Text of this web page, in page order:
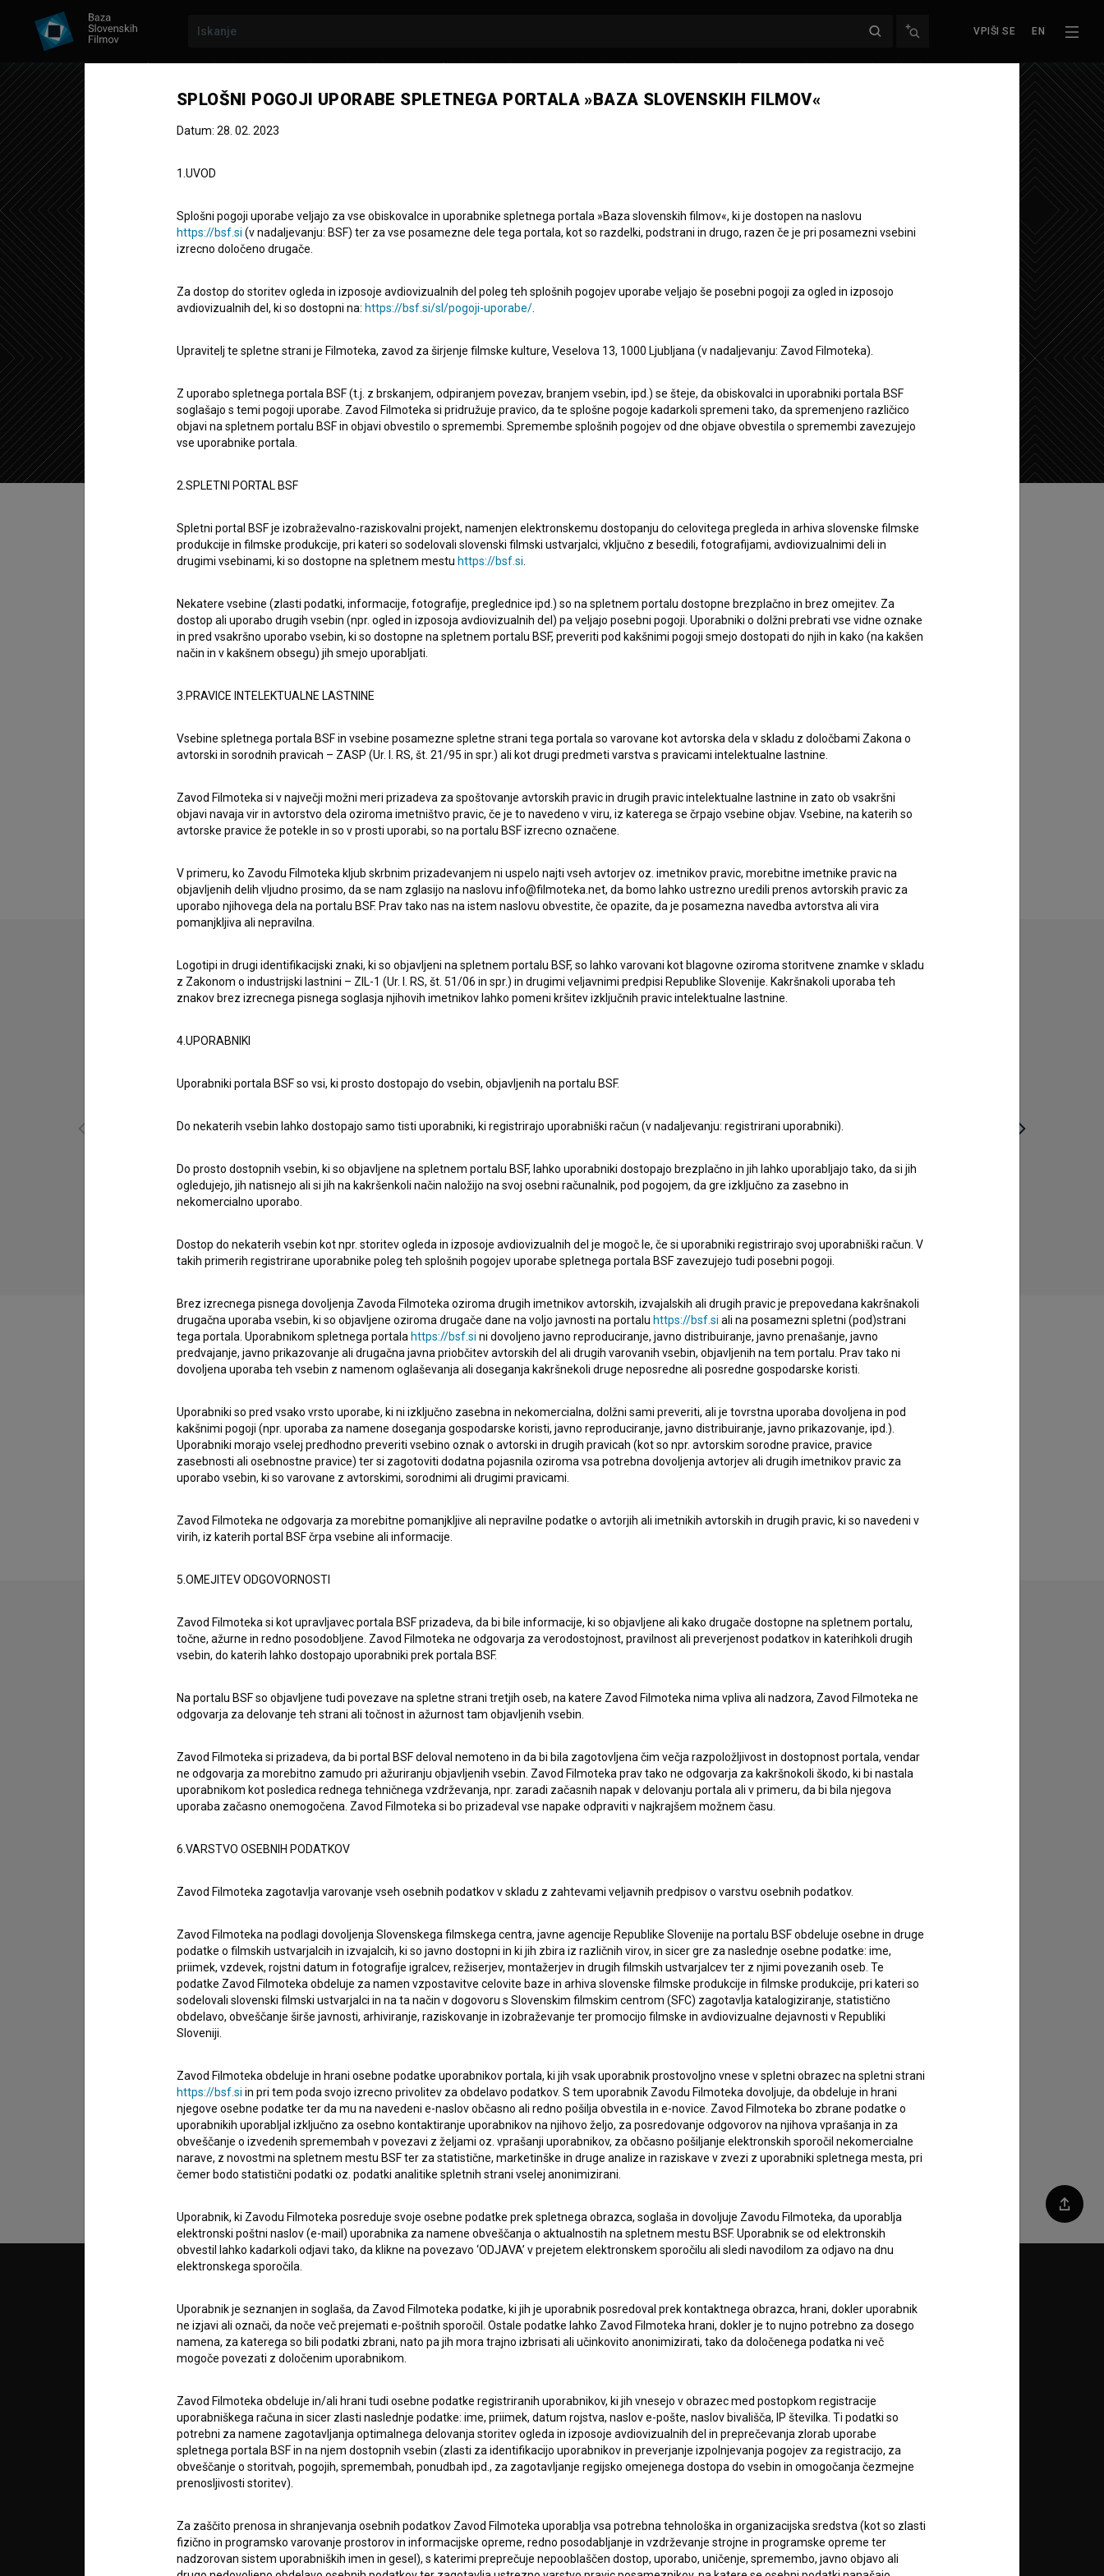
VPIŠI SE EN
Trije
Kratki dokumentarni film
39'
Želim si ogledati ta film
Borko Radešček.
Oglejte si
Delitve (2003)
zgodovinski
V deželi herojev (2014) Prečkanje Islandije (2016)
Zasedba
Stik z uredništvom
imam vprašanje
želim dodati podatke
Sprejemamsplošne pogojein dajemsoglasjeza zbiranje, hrambo in obdelavo osebnih
podatkov.
Deli
Tehnična pomoč: podpora@bsf.si
Mednarodna številka ISSN 2670-787X
Projekt sofinancira:
POGOJI UPORABE
O PROJEKTU
STATISTIKA
POGOSTA
PRIJAVA
RSS novice
RSS dogodki
Podprite nas z donacijo na
SPLOŠNI POGOJI UPORABE SPLETNEGA PORTALA »BAZA SLOVENSKIH FILMOV«
Datum: 28. 02. 2023
1.UVOD
Splošni pogoji uporabe veljajo za vse obiskovalce in uporabnike spletnega portala »Baza slovenskih filmov«, ki je dostopen na naslovu
https://bsf.si (v nadaljevanju: BSF) ter za vse posamezne dele tega portala, kot so razdelki, podstrani in drugo, razen če je pri posamezni vsebini
izrecno določeno drugače.
Za dostop do storitev ogleda in izposoje avdiovizualnih del poleg teh splošnih pogojev uporabe veljajo še posebni pogoji za ogled in izposojo
avdiovizualnih del, ki so dostopni na: https://bsf.si/sl/pogoji-uporabe/
Upravitelj te spletne strani je Filmoteka, zavod za širjenje filmske kulture, Veselova 13, 1000 Ljubljana (v nadaljevanju: Zavod Filmoteka).
Z uporabo spletnega portala BSF (t.j. z brskanjem, odpiranjem povezav, branjem vsebin, ipd.) se šteje, da obiskovalci in uporabniki portala BSF
soglašajo s temi pogoji uporabe. Zavod Filmoteka si pridružuje pravico, da te splošne pogoje kadarkoli spremeni tako, da spremenjeno različico
objavi na spletnem portalu BSF in objavi obvestilo o spremembi. Spremembe splošnih pogojev od dne objave obvestila o spremembi zavezujejo
vse uporabnike portala.
2.SPLETNI PORTAL BSF
Spletni portal BSF je izobraževalno-raziskovalni projekt, namenjen elektronskemu dostopanju do celovitega pregleda in arhiva slovenske filmske
produkcije in filmske produkcije, pri kateri so sodelovali slovenski filmski ustvarjalci, vključno z besedili, fotografijami, avdiovizualnimi deli in
drugimi vsebinami, ki so dostopne na spletnem mestu https://bsf.si
Nekatere vsebine (zlasti podatki, informacije, fotografije, preglednice ipd.) so na spletnem portalu dostopne brezplačno in brez omejitev. Za
dostop ali uporabo drugih vsebin (npr. ogled in izposoja avdiovizualnih del) pa veljajo posebni pogoji. Uporabniki o dolžni prebrati vse vidne oznake
in pred vsakršno uporabo vsebin, ki so dostopne na spletnem portalu BSF, preveriti pod kakšnimi pogoji smejo dostopati do njih in kako (na kakšen
način in v kakšnem obsegu) jih smejo uporabljati.
3.PRAVICE INTELEKTUALNE LASTNINE
Vsebine spletnega portala BSF in vsebine posamezne spletne strani tega portala so varovane kot avtorska dela v skladu z določbami Zakona o
avtorski in sorodnih pravicah – ZASP (Ur. l. RS, št. 21/95 in spr.) ali kot drugi predmeti varstva s pravicami intelektualne lastnine.
Zavod Filmoteka si v največji možni meri prizadeva za spoštovanje avtorskih pravic in drugih pravic intelektualne lastnine in zato ob vsakršni
objavi navaja vir in avtorstvo dela oziroma imetništvo pravic, če je to navedeno v viru, iz katerega se črpajo vsebine objav. Vsebine, na katerih so
avtorske pravice že potekle in so v prosti uporabi, so na portalu BSF izrecno označene.
V primeru, ko Zavodu Filmoteka kljub skrbnim prizadevanjem ni uspelo najti vseh avtorjev oz. imetnikov pravic, morebitne imetnike pravic na
objavljenih delih vljudno prosimo, da se nam zglasijo na naslovu info@filmoteka.net, da bomo lahko ustrezno uredili prenos avtorskih pravic za
uporabo njihovega dela na portalu BSF. Prav tako nas na istem naslovu obvestite, če opazite, da je posamezna navedba avtorstva ali vira
pomanjkljiva ali nepravilna.
Logotipi in drugi identifikacijski znaki, ki so objavljeni na spletnem portalu BSF, so lahko varovani kot blagovne oziroma storitvene znamke v skladu
z Zakonom o industrijski lastnini – ZIL-1 (Ur. l. RS, št. 51/06 in spr.) in drugimi veljavnimi predpisi Republike Slovenije. Kakršnakoli uporaba teh
znakov brez izrecnega pisnega soglasja njihovih imetnikov lahko pomeni kršitev izključnih pravic intelektualne lastnine.
4.UPORABNIKI
Uporabniki portala BSF so vsi, ki prosto dostopajo do vsebin, objavljenih na portalu BSF.
Do nekaterih vsebin lahko dostopajo samo tisti uporabniki, ki registrirajo uporabniški račun (v nadaljevanju: registrirani uporabniki).
Do prosto dostopnih vsebin, ki so objavljene na spletnem portalu BSF, lahko uporabniki dostopajo brezplačno in jih lahko uporabljajo tako, da si jih
ogledujejo, jih natisnejo ali si jih na kakršenkoli način naložijo na svoj osebni računalnik, pod pogojem, da gre izključno za zasebno in
nekomercialno uporabo.
Dostop do nekaterih vsebin kot npr. storitev ogleda in izposoje avdiovizualnih del je mogoč le, če si uporabniki registrirajo svoj uporabniški račun. V
takih primerih registrirane uporabnike poleg teh splošnih pogojev uporabe spletnega portala BSF zavezujejo tudi posebni pogoji.
Brez izrecnega pisnega dovoljenja Zavoda Filmoteka oziroma drugih imetnikov avtorskih, izvajalskih ali drugih pravic je prepovedana kakršnakoli
drugačna uporaba vsebin, ki so objavljene oziroma drugače dane na voljo javnosti na portalu https://bsf.si ali na posamezni spletni (pod)strani
tega portala. Uporabnikom spletnega portala https://bsf.si ni dovoljeno javno reproduciranje, javno distribuiranje, javno prenašanje, javno
predvajanje, javno prikazovanje ali drugačna javna priobčitev avtorskih del ali drugih varovanih vsebin, objavljenih na tem portalu. Prav tako ni
dovoljena uporaba teh vsebin z namenom oglaševanja ali doseganja kakršnekoli druge neposredne ali posredne gospodarske koristi.
Uporabniki so pred vsako vrsto uporabe, ki ni izključno zasebna in nekomercialna, dolžni sami preveriti, ali je tovrstna uporaba dovoljena in pod
kakšnimi pogoji (npr. uporaba za namene doseganja gospodarske koristi, javno reproduciranje, javno distribuiranje, javno prikazovanje, ipd.).
Uporabniki morajo vselej predhodno preveriti vsebino oznak o avtorski in drugih pravicah (kot so npr. avtorskim sorodne pravice, pravice
zasebnosti ali osebnostne pravice) ter si zagotoviti dodatna pojasnila oziroma vsa potrebna dovoljenja avtorjev ali drugih imetnikov pravic za
uporabo vsebin, ki so varovane z avtorskimi, sorodnimi ali drugimi pravicami.
Zavod Filmoteka ne odgovarja za morebitne pomanjkljive ali nepravilne podatke o avtorjih ali imetnikih avtorskih in drugih pravic, ki so navedeni v
virih, iz katerih portal BSF črpa vsebine ali informacije.
5.OMEJITEV ODGOVORNOSTI
Zavod Filmoteka si kot upravljavec portala BSF prizadeva, da bi bile informacije, ki so objavljene ali kako drugače dostopne na spletnem portalu,
točne, ažurne in redno posodobljene. Zavod Filmoteka ne odgovarja za verodostojnost, pravilnost ali preverjenost podatkov in katerihkoli drugih
vsebin, do katerih lahko dostopajo uporabniki prek portala BSF.
Na portalu BSF so objavljene tudi povezave na spletne strani tretjih oseb, na katere Zavod Filmoteka nima vpliva ali nadzora, Zavod Filmoteka ne
odgovarja za delovanje teh strani ali točnost in ažurnost tam objavljenih vsebin.
Zavod Filmoteka si prizadeva, da bi portal BSF deloval nemoteno in da bi bila zagotovljena čim večja razpoložljivost in dostopnost portala, vendar
ne odgovarja za morebitno zamudo pri ažuriranju objavljenih vsebin. Zavod Filmoteka prav tako ne odgovarja za kakršnokoli škodo, ki bi nastala
uporabnikom kot posledica rednega tehničnega vzdrževanja, npr. zaradi začasnih napak v delovanju portala ali v primeru, da bi bila njegova
uporaba začasno onemogočena. Zavod Filmoteka si bo prizadeval vse napake odpraviti v najkrajšem možnem času.
6.VARSTVO OSEBNIH PODATKOV
Zavod Filmoteka zagotavlja varovanje vseh osebnih podatkov v skladu z zahtevami veljavnih predpisov o varstvu osebnih podatkov.
Zavod Filmoteka na podlagi dovoljenja Slovenskega filmskega centra, javne agencije Republike Slovenije na portalu BSF obdeluje osebne in druge
podatke o filmskih ustvarjalcih in izvajalcih, ki so javno dostopni in ki jih zbira iz različnih virov, in sicer gre za naslednje osebne podatke: ime,
priimek, vzdevek, rojstni datum in fotografije igralcev, režiserjev, montažerjev in drugih filmskih ustvarjalcev ter z njimi povezanih oseb. Te
podatke Zavod Filmoteka obdeluje za namen vzpostavitve celovite baze in arhiva slovenske filmske produkcije in filmske produkcije, pri kateri so
sodelovali slovenski filmski ustvarjalci in na ta način v dogovoru s Slovenskim filmskim centrom (SFC) zagotavlja katalogiziranje, statistično
obdelavo, obveščanje širše javnosti, arhiviranje, raziskovanje in izobraževanje ter promocijo filmske in avdiovizualne dejavnosti v Republiki
Sloveniji.
Zavod Filmoteka obdeluje in hrani osebne podatke uporabnikov portala, ki jih vsak uporabnik prostovoljno vnese v spletni obrazec na spletni strani
https://bsf.si in pri tem poda svojo izrecno privolitev za obdelavo podatkov. S tem uporabnik Zavodu Filmoteka dovoljuje, da obdeluje in hrani
njegove osebne podatke ter da mu na navedeni e-naslov občasno ali redno pošilja obvestila in e-novice. Zavod Filmoteka bo zbrane podatke o
uporabnikih uporabljal izključno za osebno kontaktiranje uporabnikov na njihovo željo, za posredovanje odgovorov na njihova vprašanja in za
obveščanje o izvedenih spremembah v povezavi z željami oz. vprašanji uporabnikov, za občasno pošiljanje elektronskih sporočil nekomercialne
narave, z novostmi na spletnem mestu BSF ter za statistične, marketinške in druge analize in raziskave v zvezi z uporabniki spletnega mesta, pri
čemer bodo statistični podatki oz. podatki analitike spletnih strani vselej anonimizirani.
Uporabnik, ki Zavodu Filmoteka posreduje svoje osebne podatke prek spletnega obrazca, soglaša in dovoljuje Zavodu Filmoteka, da uporablja
elektronski poštni naslov (e-mail) uporabnika za namene obveščanja o aktualnostih na spletnem mestu BSF. Uporabnik se od elektronskih
obvestil lahko kadarkoli odjavi tako, da klikne na povezavo ‘ODJAVA’ v prejetem elektronskem sporočilu ali sledi navodilom za odjavo na dnu
elektronskega sporočila.
Uporabnik je seznanjen in soglaša, da Zavod Filmoteka podatke, ki jih je uporabnik posredoval prek kontaktnega obrazca, hrani, dokler uporabnik
ne izjavi ali označi, da noče več prejemati e-poštnih sporočil. Ostale podatke lahko Zavod Filmoteka hrani, dokler je to nujno potrebno za dosego
namena, za katerega so bili podatki zbrani, nato pa jih mora trajno izbrisati ali učinkovito anonimizirati, tako da določenega podatka ni več
mogoče povezati z določenim uporabnikom.
Zavod Filmoteka obdeluje in/ali hrani tudi osebne podatke registriranih uporabnikov, ki jih vnesejo v obrazec med postopkom registracije
uporabniškega računa in sicer zlasti naslednje podatke: ime, priimek, datum rojstva, naslov e-pošte, naslov bivališča, IP številka. Ti podatki so
potrebni za namene zagotavljanja optimalnega delovanja storitev ogleda in izposoje avdiovizualnih del in preprečevanja zlorab uporabe
spletnega portala BSF in na njem dostopnih vsebin (zlasti za identifikacijo uporabnikov in preverjanje izpolnjevanja pogojev za registracijo, za
obveščanje o storitvah, pogojih, spremembah, ponudbah ipd., za zagotavljanje regijsko omejenega dostopa do vsebin in omogočanja čezmejne
prenosljivosti storitev).
Za zaščito prenosa in shranjevanja osebnih podatkov Zavod Filmoteka uporablja vsa potrebna tehnološka in organizacijska sredstva (kot so zlasti
fizično in programsko varovanje prostorov in informacijske opreme, redno posodabljanje in vzdrževanje strojne in programske opreme ter
nadzorovan sistem uporabniških imen in gesel), s katerimi preprečuje nepooblaščen dostop, uporabo, uničenje, spremembo, javno objavo ali